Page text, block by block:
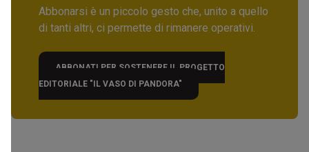
Abbonarsi è un piccolo gesto che, unito a quello
di tanti altri, ci permette di rimanere operativi.
ABBONATI PER SOSTENERE IL PROGETTO
EDITORIALE "IL VASO DI PANDORA"